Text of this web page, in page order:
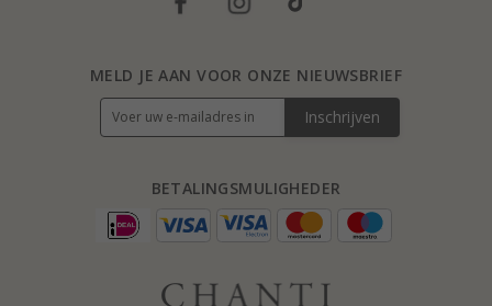
BETALINGSMULIGHEDER
MELD JE AAN VOOR ONZE NIEUWSBRIEF
Inschrijven